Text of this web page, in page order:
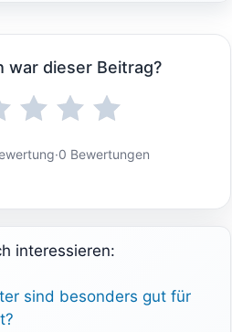
war dieser Beitrag?
·0 Bewertungen
interessieren:
sind besonders gut für